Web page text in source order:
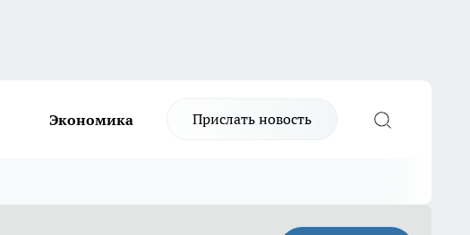
Экономика Прислать новость